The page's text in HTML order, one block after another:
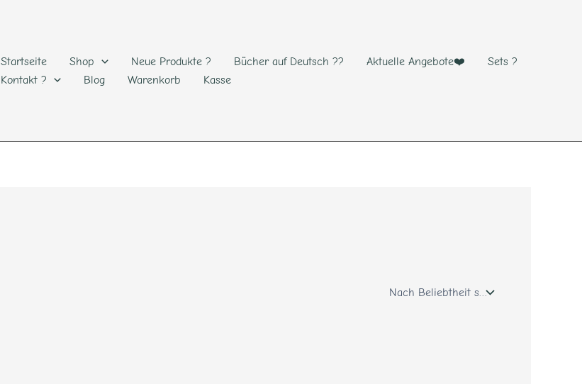
Startseite
Shop Neue Produkte ? Bücher auf Deutsch ?? Aktuelle Angebote❤️
Sets ?
Kontakt ?
Blog Warenkorb Kasse